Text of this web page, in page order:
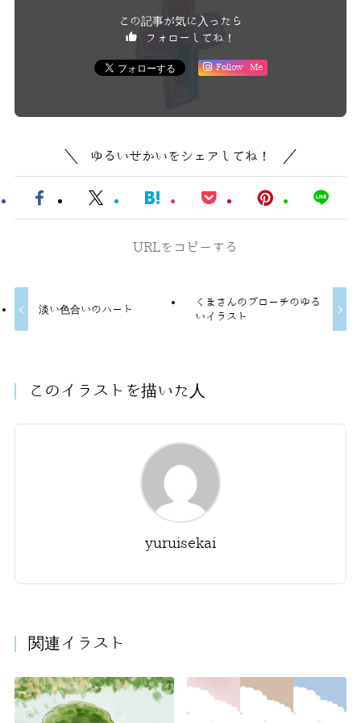
この記事が気に入ったら
フォローしてね！
Follow Me
ゆるいせかいをシェアしてね！
URLをコピーする
淡い色合いのハート
くまさんのブローチのゆる
いイラスト
このイラストを描いた人
yuruisekai
関連イラスト